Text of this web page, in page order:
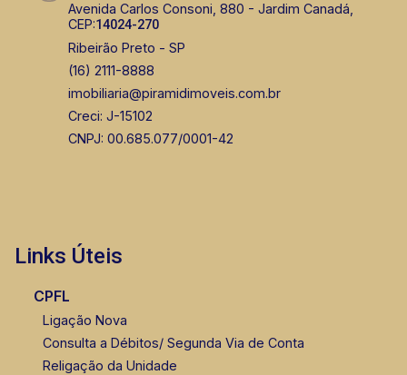
Avenida Carlos Consoni, 880 - Jardim Canadá,
CEP:14024-270
Ribeirão Preto - SP
(16) 2111-8888
imobiliaria@piramidimoveis.com.br
Creci: J-15102
CNPJ: 00.685.077/0001-42
Links Úteis
CPFL
Ligação Nova
Consulta a Débitos/ Segunda Via de Conta
Religação da Unidade